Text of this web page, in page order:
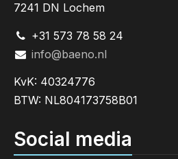
7241 DN Lochem
+31 573 78 58 24
info@baeno.nl
KvK: 40324776
BTW: NL804173758B01
Social media